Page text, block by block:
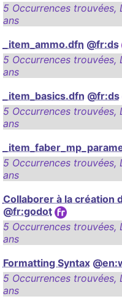
5 Occurrences trouvées,
ans
_item_ammo.dfn @fr:ds
5 Occurrences trouvées,
ans
_item_basics.dfn @fr:ds
5 Occurrences trouvées,
ans
5 Occurrences trouvées,
ans
Collaborer à la création
@fr:godot
5 Occurrences trouvées,
ans
Formatting Syntax
5 Occurrences trouvées,
ans